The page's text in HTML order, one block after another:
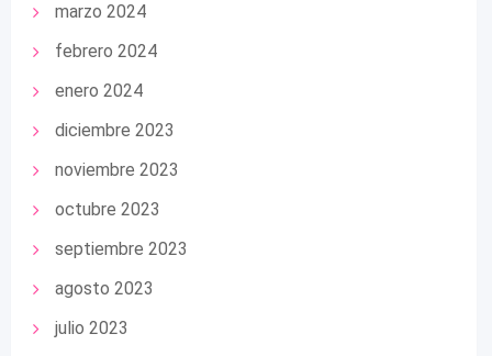
marzo 2024
febrero 2024
enero 2024
diciembre 2023
noviembre 2023
octubre 2023
septiembre 2023
agosto 2023
julio 2023